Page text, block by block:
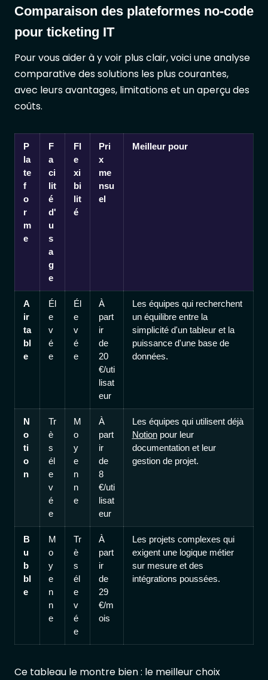
Comparaison des plateformes no-code
pour ticketing IT
Pour vous aider à y voir plus clair, voici une analyse
comparative des solutions les plus courantes,
avec leurs avantages, limitations et un aperçu des
coûts.
P
la
te
f
o
r
m
e
F
a
ci
lit
é
d'
u
s
a
g
e
Fl
e
xi
bi
lit
é
Pri
x
me
nsu
el
Meilleur pour
A
ir
ta
bl
e
Él
e
v
é
e
Él
e
v
é
e
À
part
ir
de
20
€/uti
lisat
eur
Les équipes qui recherchent
un équilibre entre la
simplicité d'un tableur et la
puissance d'une base de
données.
N
o
ti
o
n
Tr
è
s
él
e
v
é
e
M
o
y
e
n
n
e
À
part
ir
de
8
€/uti
lisat
eur
Les équipes qui utilisent déjà
Notionpour leur
documentation et leur
gestion de projet.
B
u
b
bl
e
M
o
y
e
n
n
e
Tr
è
s
él
e
v
é
e
À
part
ir
de
29
€/m
ois
Les projets complexes qui
exigent une logique métier
sur mesure et des
intégrations poussées.
Ce tableau le montre bien : le meilleur choix